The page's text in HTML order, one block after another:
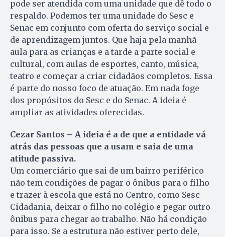
pode ser atendida com uma unidade que dê todo o
respaldo. Podemos ter uma unidade do Sesc e
Senac em conjunto com oferta do serviço social e
de aprendizagem juntos. Que haja pela manhã
aula para as crianças e a tarde a parte social e
cultural, com aulas de esportes, canto, música,
teatro e começar a criar cidadãos completos. Essa
é parte do nosso foco de atuação. Em nada foge
dos propósitos do Sesc e do Senac. A ideia é
ampliar as atividades oferecidas.
Cezar Santos – A ideia é a de que a entidade vá
atrás das pessoas que a usam e saia de uma
atitude passiva.
Um comerciário que sai de um bairro periférico
não tem condições de pagar o ônibus para o filho
e trazer à escola que está no Centro, como Sesc
Cidadania, deixar o filho no colégio e pegar outro
ônibus para chegar ao trabalho. Não há condição
para isso. Se a estrutura não estiver perto dele,